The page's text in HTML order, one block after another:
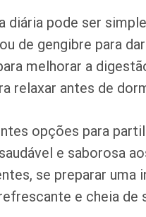
diária pode ser
de gengibre para
melhorar a
relaxar antes de
opções para
e saborosa
se preparar uma
e cheia de